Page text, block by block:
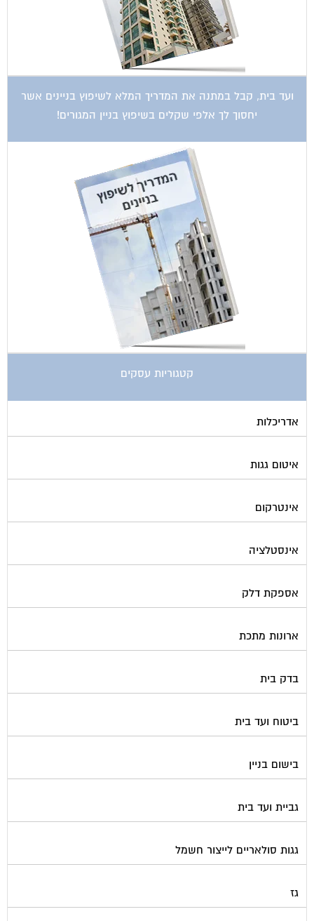
ועד בית, קבל במתנה את המדריך המלא לשיפוץ בניינים אשר
יחסוך לך אלפי שקלים בשיפוץ בניין המגורים!
קטגוריות עסקים
אדריכלות
איטום גגות
אינטרקום
אינסטלציה
אספקת דלק
ארונות מתכת
בדק בית
ביטוח ועד בית
בישום בניין
גביית ועד בית
גגות סולאריים לייצור חשמל
גז